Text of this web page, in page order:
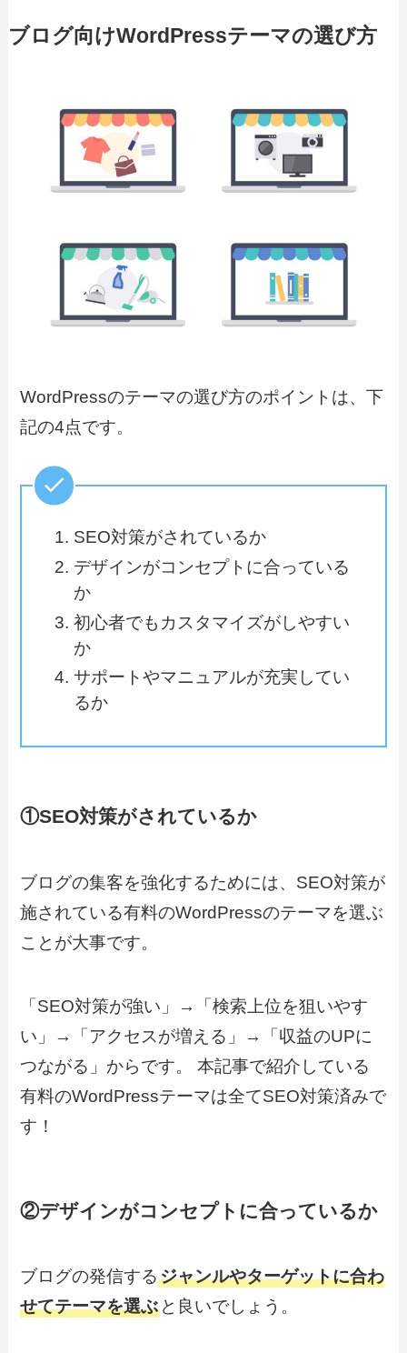
ブログ向けWordPressテーマの選び方
WordPressのテーマの選び方のポイントは、下
記の4点です。
SEO対策がされているか
デザインがコンセプトに合っている
か
初心者でもカスタマイズがしやすい
か
サポートやマニュアルが充実してい
るか
①SEO対策がされているか
ブログの集客を強化するためには、 SEO対策が
施されている有料のWordPressのテーマを選ぶ
ことが大事です。
「SEO対策が強い」→ 「検索上位を狙いやす
い 」→「 アクセスが増える 」→「 収益のUPに
つながる 」 からです。 本記事で紹介している
有料のWordPressテーマは全てSEO対策済みで
す！
②デザインがコンセプトに合っているか
ブログの発信するジャンルやターゲットに合わ
せてテーマを選ぶ と良いでしょう。